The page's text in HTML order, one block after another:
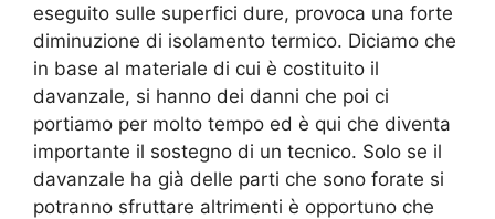
eseguito sulle superfici dure, provoca una forte
diminuzione di isolamento termico. Diciamo che
in base al materiale di cui è costituito il
davanzale, si hanno dei danni che poi ci
portiamo per molto tempo ed è qui che diventa
importante il sostegno di un tecnico. Solo se il
davanzale ha già delle parti che sono forate si
potranno sfruttare altrimenti è opportuno che